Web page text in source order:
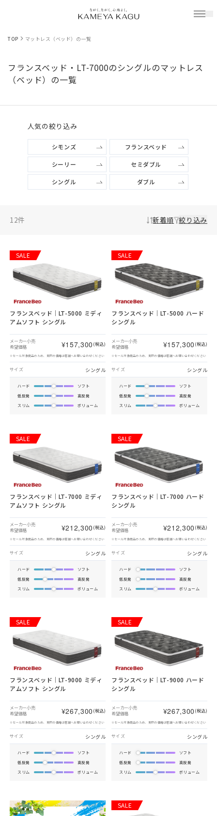
TOP マットレス（ベッド）の一覧
フランスベッド・LT-7000のシングルのマットレス
（ベッド）の一覧
人気の絞り込み
シモンズ フランスベッド
シーリー セミダブル
シングル ダブル
12件 新着順 絞り込み
SALE
フランスベッド｜LT-5000 ミディ
アムソフト シングル
メーカー小売
希望価格
¥157,300 (税込)
※セール対象商品のため、実際の価格は店舗へお問い合わせください
サイズ シングル
ハード
ソフト
低反発
高反発
スリム
ボリューム
SALE
フランスベッド｜LT-5000 ハード
シングル
メーカー小売
希望価格
¥157,300 (税込)
※セール対象商品のため、実際の価格は店舗へお問い合わせください
サイズ シングル
ハード
ソフト
低反発
高反発
スリム
ボリューム
SALE
フランスベッド｜LT-7000 ミディ
アムソフト シングル
メーカー小売
希望価格
¥212,300 (税込)
※セール対象商品のため、実際の価格は店舗へお問い合わせください
サイズ シングル
ハード
ソフト
低反発
高反発
スリム
ボリューム
SALE
フランスベッド｜LT-7000 ハード
シングル
メーカー小売
希望価格
¥212,300 (税込)
※セール対象商品のため、実際の価格は店舗へお問い合わせください
サイズ シングル
ハード
ソフト
低反発
高反発
スリム
ボリューム
SALE
フランスベッド｜LT-9000 ミディ
アムソフト シングル
メーカー小売
希望価格
¥267,300 (税込)
※セール対象商品のため、実際の価格は店舗へお問い合わせください
サイズ シングル
ハード
ソフト
低反発
高反発
スリム
ボリューム
SALE
フランスベッド｜LT-9000 ハード
シングル
メーカー小売
希望価格
¥267,300 (税込)
※セール対象商品のため、実際の価格は店舗へお問い合わせください
サイズ シングル
ハード
ソフト
低反発
高反発
スリム
ボリューム
SALE